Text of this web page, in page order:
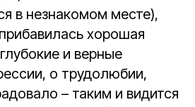
в незнакомом месте),
хорошая
и верные
о трудолюбии,
– таким и видится